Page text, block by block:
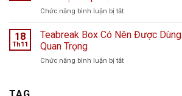
chuyện
Cầu
Perfume
Tiệc
Đãi
Ngọt
Chức năng bình luận bị tắtở
Loại
Trà
18
Th11
Teabreak Box Có Nên Được
Quan Trọng
Chức năng bình luận bị tắtở